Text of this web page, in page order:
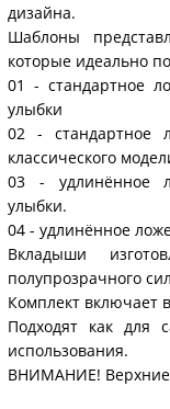
дизайна.
Шаблоны
которые идеально
01 - стандартное
улыбки
02 - стандартное
классического
03 - удлинённое
улыбки.
04 - удлинённое
Вкладыши
полупрозрачного
Комплект включает
Подходят как для
использования.
ВНИМАНИЕ! Верхние